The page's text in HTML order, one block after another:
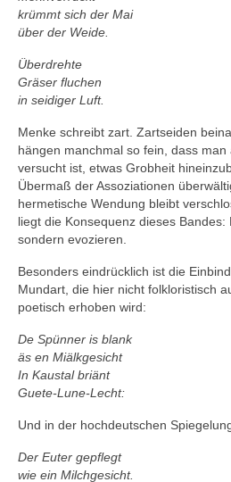
krümmt sich der Mai
über der Weide.
Überdrehte
Gräser fluchen
in seidiger Luft.
Menke schreibt zart. Zartseiden
hängen manchmal so fein, dass
versucht ist, etwas Grobheit
Übermaß der Assoziationen
hermetische Wendung bleibt
liegt die Konsequenz dieses Bandes:
sondern evozieren.
Besonders eindrücklich ist die
Mundart, die hier nicht folkloristisch
poetisch erhoben wird:
De Spünner is blank
äs en Miälkgesicht
In Kaustal briänt
Guete-Lune-Lecht:
Und in der hochdeutschen
Der Euter gepflegt
wie ein Milchgesicht.